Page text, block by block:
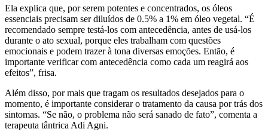
Ela explica que, por serem potentes e concentrados, os óleos
essenciais precisam ser diluídos de 0.5% a 1% em óleo vegetal. “É
recomendado sempre testá-los com antecedência, antes de usá-los
durante o ato sexual, porque eles trabalham com questões
emocionais e podem trazer à tona diversas emoções. Então, é
importante verificar com antecedência como cada um reagirá aos
efeitos”, frisa.
Além disso, por mais que tragam os resultados desejados para o
momento, é importante considerar o tratamento da causa por trás dos
sintomas. “Se não, o problema não será sanado de fato”, comenta a
terapeuta tântrica Adi Agni.